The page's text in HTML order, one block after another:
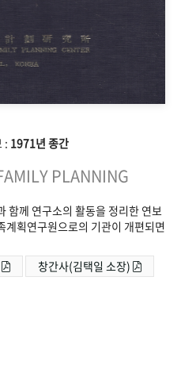
: 1971년 종간
PLANNING
함께 연구소의 활동을 정리한 연보
획연구원으로의 기관이 개편되면
창간사(김택일 소장)